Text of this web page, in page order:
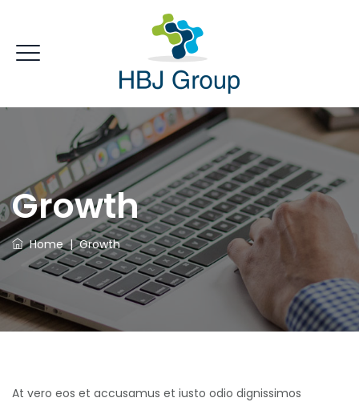
Growth
Home|Growth
At vero eos et accusamus et iusto odio dignissimos